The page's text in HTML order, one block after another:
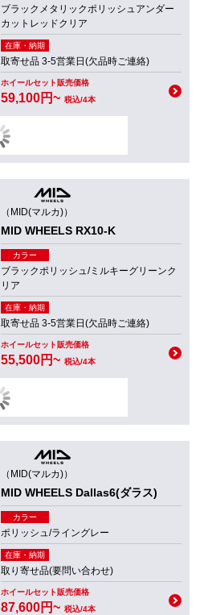
ブラックメタリックポリッシュアンダー
カットレッドクリア
在庫・納期
取寄せ品 3-5営業日(欠品時ご連絡)
ホイールセット販売価格
59,100円~ 税込/4本
（MID(マルカ)）
MID WHEELS RX10-K
カラー
ブラックポリッシュ/ミルキーグリーンク
リア
在庫・納期
取寄せ品 3-5営業日(欠品時ご連絡)
ホイールセット販売価格
55,500円~ 税込/4本
（MID(マルカ)）
MID WHEELS Dallas6(ダラス)
カラー
ポリッシュ/ライングレー
在庫・納期
取り寄せ品(要問い合わせ)
ホイールセット販売価格
87,600円~ 税込/4本